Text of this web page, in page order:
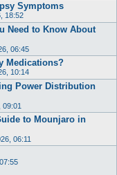
Symptoms
18:52
Need to Know About
06:45
Medications?
10:14
Power Distribution
to Mounjaro in
06:11